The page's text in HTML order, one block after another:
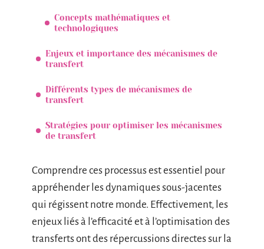
Concepts mathématiques et
technologiques
Enjeux et importance des mécanismes de
transfert
Différents types de mécanismes de
transfert
Stratégies pour optimiser les mécanismes
de transfert
Comprendre ces processus est essentiel pour
appréhender les dynamiques sous-jacentes
qui régissent notre monde. Effectivement, les
enjeux liés à l’efficacité et à l’optimisation des
transferts ont des répercussions directes sur la